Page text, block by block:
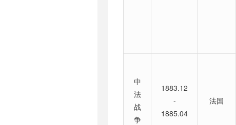
中
法
战
争
1883.12
-
1885.04
法国